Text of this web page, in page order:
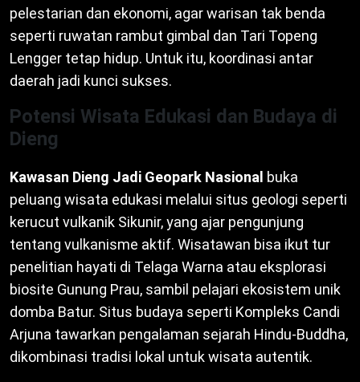
pelestarian dan ekonomi, agar warisan tak benda
seperti ruwatan rambut gimbal dan Tari Topeng
Lengger tetap hidup. Untuk itu, koordinasi antar
daerah jadi kunci sukses.
Potensi Wisata Edukasi dan Budaya di
Dieng
Kawasan Dieng Jadi Geopark Nasional buka
peluang wisata edukasi melalui situs geologi seperti
kerucut vulkanik Sikunir, yang ajar pengunjung
tentang vulkanisme aktif. Wisatawan bisa ikut tur
penelitian hayati di Telaga Warna atau eksplorasi
biosite Gunung Prau, sambil pelajari ekosistem unik
domba Batur. Situs budaya seperti Kompleks Candi
Arjuna tawarkan pengalaman sejarah Hindu-Buddha,
dikombinasi tradisi lokal untuk wisata autentik.